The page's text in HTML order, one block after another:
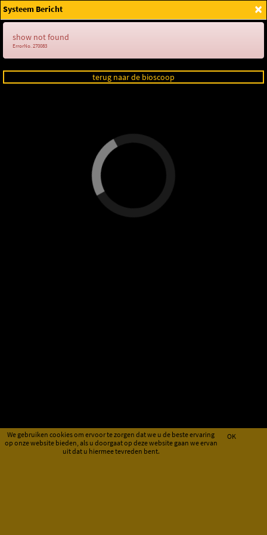
Login
We gebruiken cookies om ervoor te zorgen dat we u de beste ervaring
op onze website bieden, als u doorgaat op deze website gaan we ervan
uit dat u hiermee tevreden bent.
OK
×
Systeem Bericht
show not found
ErrorNo. 270083
terug naar de bioscoop